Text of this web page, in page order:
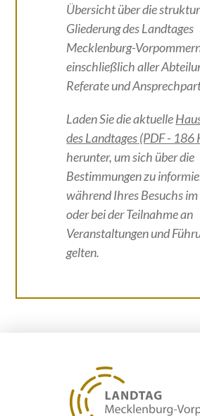
Übersicht über die
Gliederung des Landtages
Mecklenburg-
einschließlich aller
Referate und
Laden Sie die aktuelle
des Landtages(PDF - 186
herunter, um sich über die
Bestimmungen zu
während Ihres Besuchs
oder bei der Teilnahme an
Veranstaltungen und
gelten.